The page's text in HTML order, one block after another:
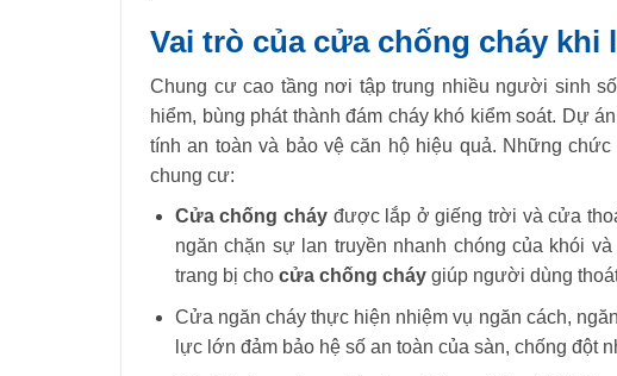
Vai trò của cửa chống cháy khi
Chung cư cao tầng nơi tập trung nhiều người sinh
hiểm, bùng phát thành đám cháy khó kiểm soát. Dự
tính an toàn và bảo vệ căn hộ hiệu quả. Những
chung cư:
Cửa chống cháy được lắp ở giếng trời và cửa
ngăn chặn sự lan truyền nhanh chóng của khói
trang bị cho cửa chống cháygiúp người dùng
Cửa ngăn cháy thực hiện nhiệm vụ ngăn cách,
lực lớn đảm bảo hệ số an toàn của sàn, chống đột